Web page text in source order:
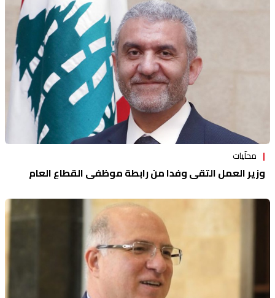
محلّيات
وزير العمل التقى وفدا من رابطة موظفي القطاع العام